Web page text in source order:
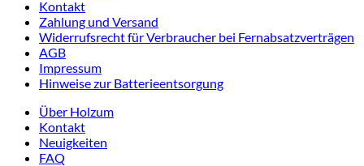
Kontakt
Zahlung und Versand
Widerrufsrecht für Verbraucher bei Fernabsatzverträgen
AGB
Impressum
Hinweise zur Batterieentsorgung
Über Holzum
Kontakt
Neuigkeiten
FAQ